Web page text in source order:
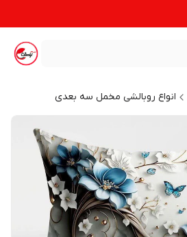
انواع روبالشی مخمل سه بعدی